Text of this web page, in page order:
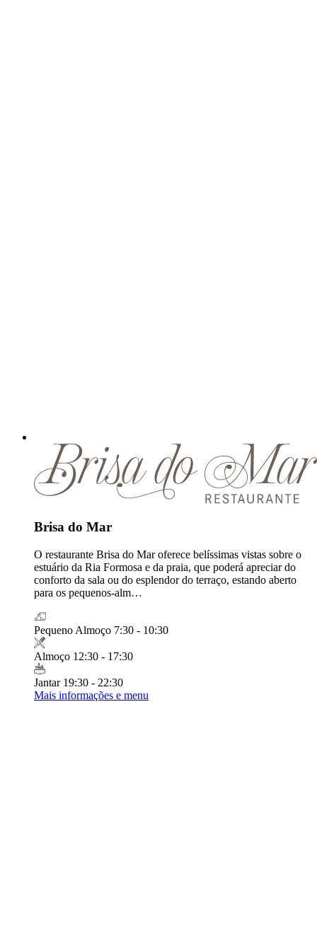
Brisa do Mar
O restaurante Brisa do Mar oferece belíssimas vistas sobre o
estuário da Ria Formosa e da praia, que poderá apreciar do
conforto da sala ou do esplendor do terraço, estando aberto
para os pequenos-alm…
Pequeno Almoço 7:30 - 10:30
Almoço 12:30 - 17:30
Jantar 19:30 - 22:30
Mais informações e menu